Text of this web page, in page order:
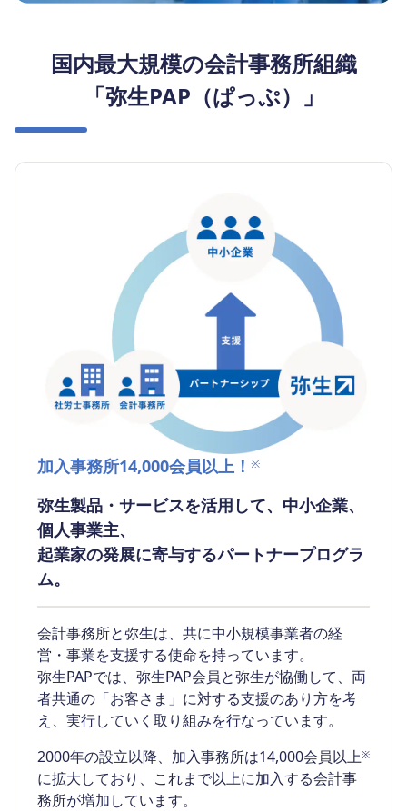
国内最大規模の会計事務所組織
「弥生PAP（ぱっぷ）」
加入事務所14,000会員以上！ ※
弥生製品・サービスを活用して、中小企業、
個人事業主、
起業家の発展に寄与するパートナープログラ
ム。
会計事務所と弥生は、共に中小規模事業者の経
営・事業を支援する使命を持っています。
弥生PAPでは、弥生PAP会員と弥生が協働して、両
者共通の「お客さま」に対する支援のあり方を考
え、実行していく取り組みを行なっています。
2000年の設立以降、加入事務所は14,000会員以上※
に拡大しており、これまで以上に加入する会計事
務所が増加しています。